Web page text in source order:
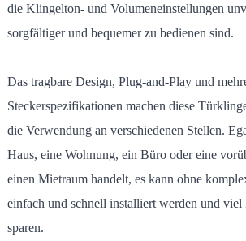
die Klingelton- und Volumeneinstellungen
sorgfältiger und bequemer zu bedienen sind.
Das tragbare Design, Plug-and-Play und
Steckerspezifikationen machen diese
die Verwendung an verschiedenen Stellen.
Haus, eine Wohnung, ein Büro oder eine
einen Mietraum handelt, es kann ohne
einfach und schnell installiert werden und
sparen.